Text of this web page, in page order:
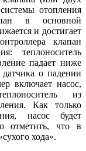
отопления
в основной
и достигает
клапан
теплоноситель
падает ни­же
о падении
включает насос,
из
Как только
насос будет
отметить, что в
хода».